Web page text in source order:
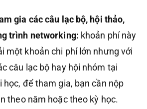
gia các câu lạc bộ, hội thảo,
trình networking: khoản phí này
một khoản chi phí lớn nhưng với
câu lạc bộ hay hội nhóm tại
học, để tham gia, bạn cần nộp
theo năm hoặc theo kỳ học.